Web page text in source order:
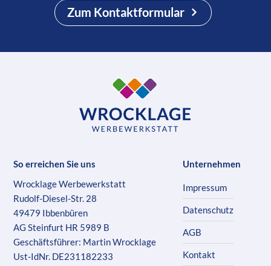
Zum Kontaktformular
So erreichen Sie uns
Wrocklage Werbewerkstatt
Rudolf-Diesel-Str. 28
49479 Ibbenbüren
AG Steinfurt HR 5989 B
Geschäftsführer: Martin Wrocklage
Ust-IdNr. DE231182233
Unternehmen
Impressum
Datenschutz
AGB
Kontakt